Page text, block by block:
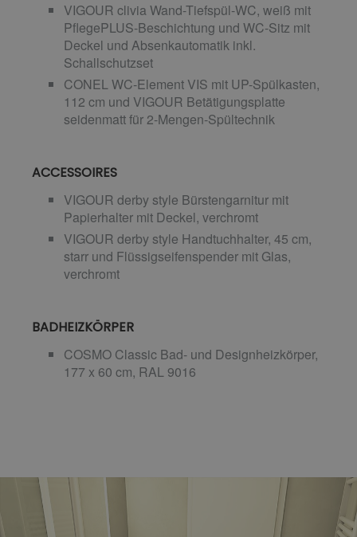
VIGOUR clivia Wand-Tiefspül-WC, weiß mit
PflegePLUS-Beschichtung und WC-Sitz mit
Deckel und Absenkautomatik inkl.
Schallschutzset
CONEL WC-Element VIS mit UP-Spülkasten,
112 cm und VIGOUR Betätigungsplatte
seidenmatt für 2-Mengen-Spültechnik
ACCESSOIRES
VIGOUR derby style Bürstengarnitur mit
Papierhalter mit Deckel, verchromt
VIGOUR derby style Handtuchhalter, 45 cm,
starr und Flüssigseifenspender mit Glas,
verchromt
BADHEIZKÖRPER
COSMO Classic Bad- und Designheizkörper,
177 x 60 cm, RAL 9016